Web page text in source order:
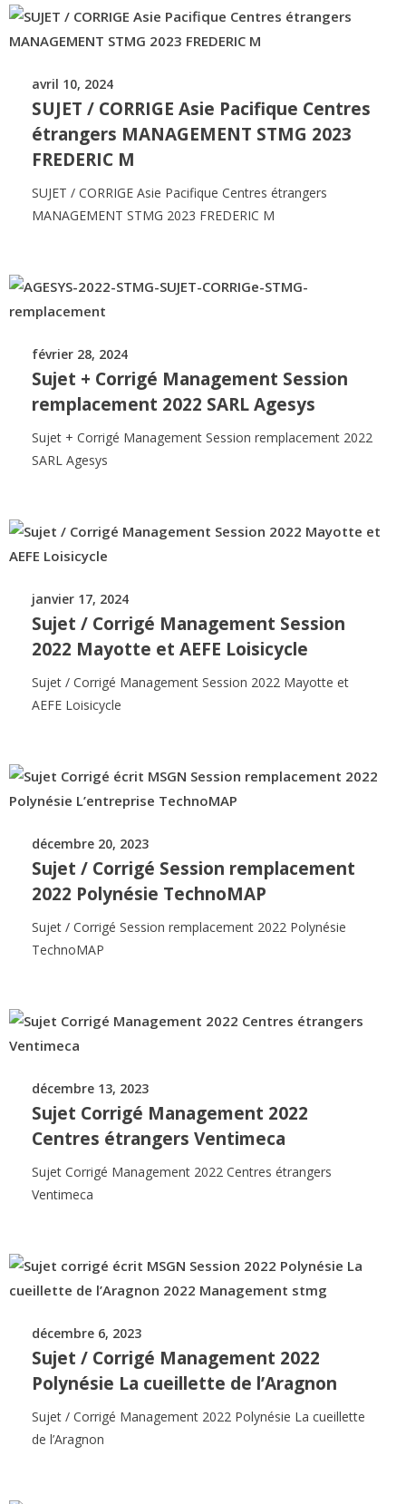
avril 10, 2024
SUJET / CORRIGE Asie Pacifique Centres
étrangers MANAGEMENT STMG 2023
FREDERIC M
SUJET / CORRIGE Asie Pacifique Centres étrangers
MANAGEMENT STMG 2023 FREDERIC M
février 28, 2024
Sujet + Corrigé Management Session
remplacement 2022 SARL Agesys
Sujet + Corrigé Management Session remplacement 2022
SARL Agesys
janvier 17, 2024
Sujet / Corrigé Management Session
2022 Mayotte et AEFE Loisicycle
Sujet / Corrigé Management Session 2022 Mayotte et
AEFE Loisicycle
décembre 20, 2023
Sujet / Corrigé Session remplacement
2022 Polynésie TechnoMAP
Sujet / Corrigé Session remplacement 2022 Polynésie
TechnoMAP
décembre 13, 2023
Sujet Corrigé Management 2022
Centres étrangers Ventimeca
Sujet Corrigé Management 2022 Centres étrangers
Ventimeca
décembre 6, 2023
Sujet / Corrigé Management 2022
Polynésie La cueillette de l’Aragnon
Sujet / Corrigé Management 2022 Polynésie La cueillette
de l’Aragnon